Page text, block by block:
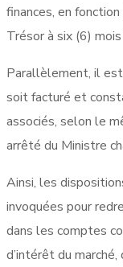
finances, en
Trésor à six (6)
Parallèlement, il
soit facturé et
associés, selon le
arrêté du Ministre
Ainsi, les
invoquées pour
dans les comptes
d’intérêt du